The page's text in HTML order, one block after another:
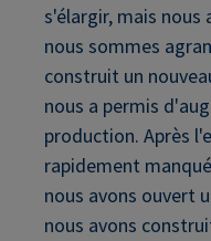
s'élargir, mais nous
nous sommes
construit un
nous a permis
production. Après
rapidement
nous avons ouvert
nous avons